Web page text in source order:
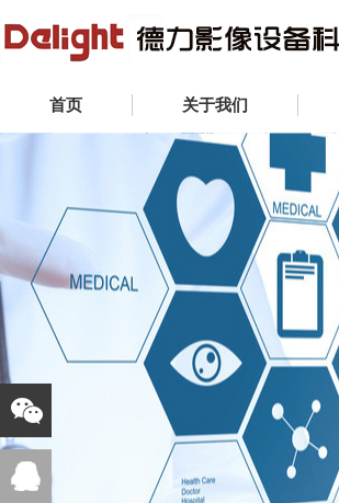
首页 关于我们